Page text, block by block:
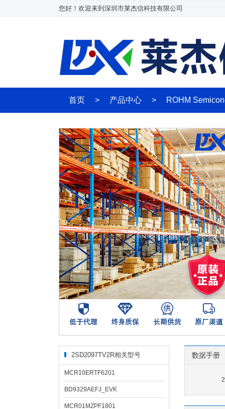
您好！欢迎来到深圳市莱杰信科技有限公司
首页 > 产品中心 > ROHM
2SD2097TV2R相关型号
MCR10ERTF6201
BD9329AEFJ_EVK
MCR01MZPF1801
数据手册